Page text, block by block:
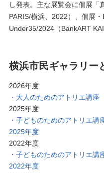
し発表。主な展覧会に個展「
PARIS/横浜、2022）、個展
Under35/2024（BankART
横浜市民ギャラリー
2026年度
大人のためのアトリエ講
2025年度
子どものためのアトリエ
2025年度
2022年度
子どものためのアトリエ
2022年度